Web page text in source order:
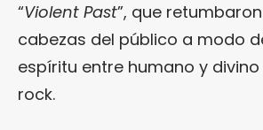
“Violent Past”, que
cabezas del público a modo
espíritu entre humano y
rock.